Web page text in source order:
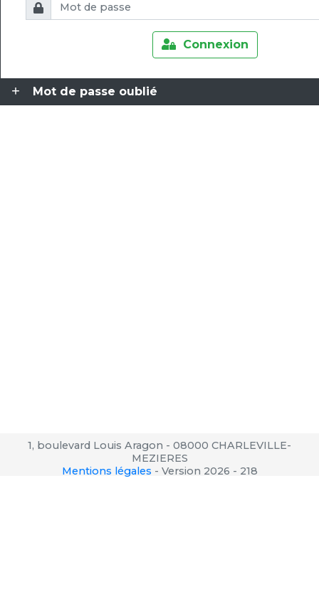
Connexion
Mot de passe oublié
1, boulevard Louis Aragon - 08000 CHARLEVILLE-
MEZIERES
Mentions légales - Version 2026 - 218